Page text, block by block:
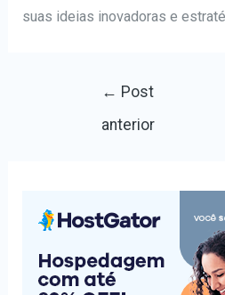
suas ideias inovadoras e
Navegação
← Post
anterior